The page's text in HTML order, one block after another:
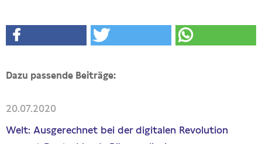
Dazu passende Beiträge:
20.07.2020
Welt: Ausgerechnet bei der digitalen Revolution